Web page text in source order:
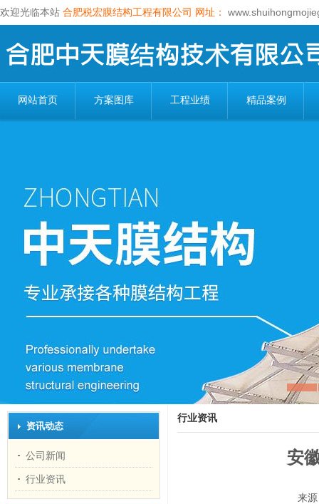
欢迎光临本站 合肥税宏膜结构工程有限公司 网址：
网站首页 方案图库 工程业绩 精品案例
资讯动态
公司新闻
行业资讯
行业资讯
安
来